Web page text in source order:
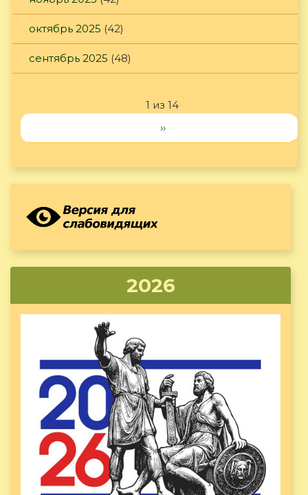
октябрь 2025 (42)
сентябрь 2025 (48)
1 из 14
››
2026